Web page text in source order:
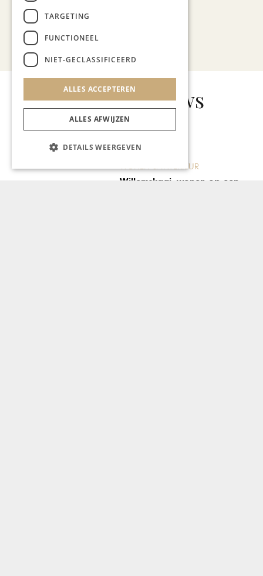
Bekijk alle artikelen
Gerelateerd nieuws
WONEN & INTERIEUR
Willemskaai, wonen op een
TARGETING
FUNCTIONEEL
NIET-GECLASSIFICEERD
ALLES ACCEPTEREN
ALLES AFWIJZEN
DETAILS WEERGEVEN